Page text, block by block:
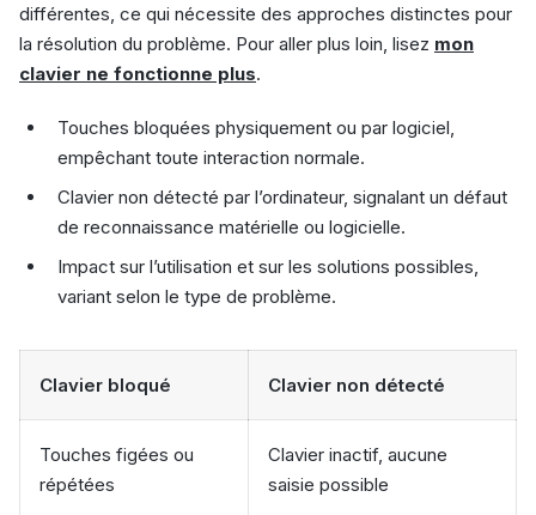
différentes, ce qui nécessite des approches distinctes pour
la résolution du problème. Pour aller plus loin, lisez mon
clavier ne fonctionne plus.
Touches bloquées physiquement ou par logiciel,
empêchant toute interaction normale.
Clavier non détecté par l’ordinateur, signalant un défaut
de reconnaissance matérielle ou logicielle.
Impact sur l’utilisation et sur les solutions possibles,
variant selon le type de problème.
Clavier bloqué Clavier non détecté
Touches figées ou
répétées
Clavier inactif, aucune
saisie possible